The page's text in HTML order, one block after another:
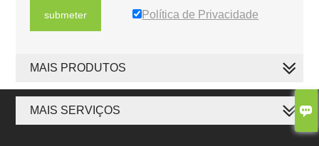

submeter Política de Privacidade
MAIS PRODUTOS
MAIS SERVIÇOS